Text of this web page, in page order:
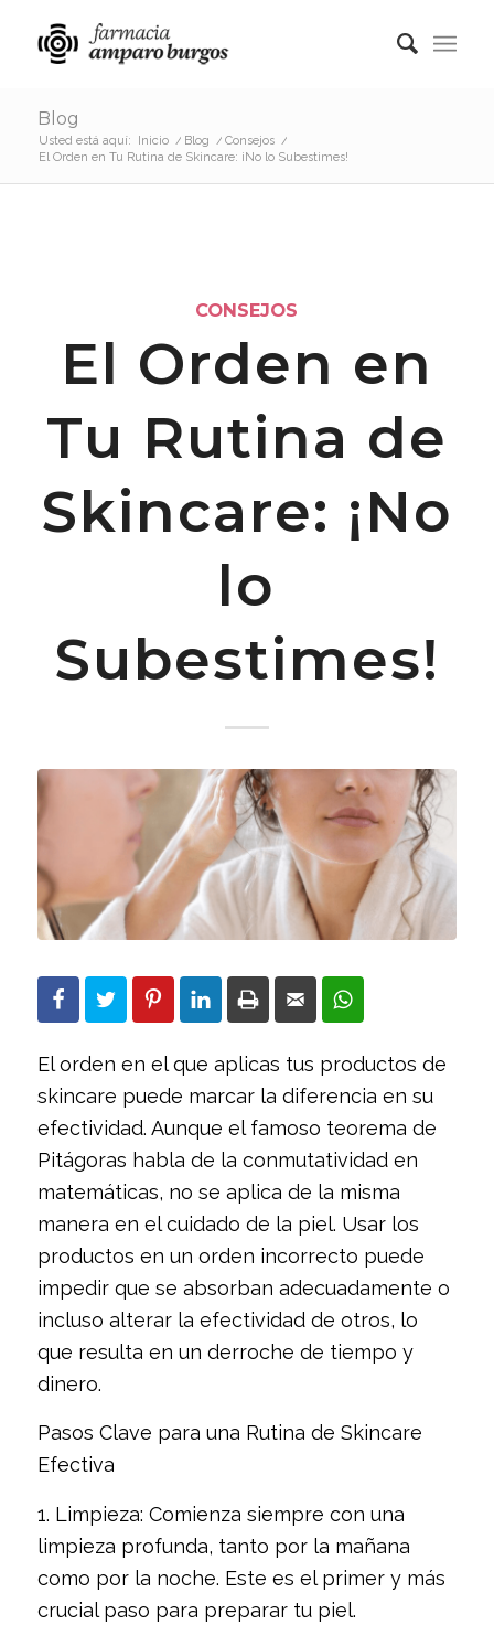
Blog
Usted está aquí: Inicio / Blog / Consejos /
El Orden en Tu Rutina de Skincare: ¡No lo Subestimes!
CONSEJOS
El Orden en
Tu Rutina de
Skincare: ¡No
lo
Subestimes!
El orden en el que aplicas tus productos de
skincare puede marcar la diferencia en su
efectividad. Aunque el famoso teorema de
Pitágoras habla de la conmutatividad en
matemáticas, no se aplica de la misma
manera en el cuidado de la piel. Usar los
productos en un orden incorrecto puede
impedir que se absorban adecuadamente o
incluso alterar la efectividad de otros, lo
que resulta en un derroche de tiempo y
dinero.
Pasos Clave para una Rutina de Skincare
Efectiva
1. Limpieza: Comienza siempre con una
limpieza profunda, tanto por la mañana
como por la noche. Este es el primer y más
crucial paso para preparar tu piel.